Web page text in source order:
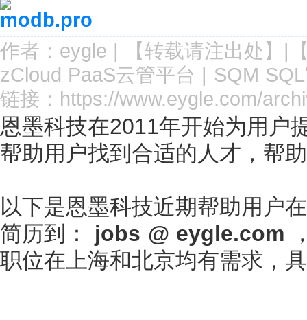
作者： eygle | 【转载请注出处 】|
zCloud PaaS云管平台 | SQM
链接： https://www.eygle.com/
恩墨科技在2011年开始为用户
帮助用户找到合适的人才，帮
以下是恩墨科技近期帮助用户
简历到： jobs @ eygle.com
职位在上海和北京均有需求，